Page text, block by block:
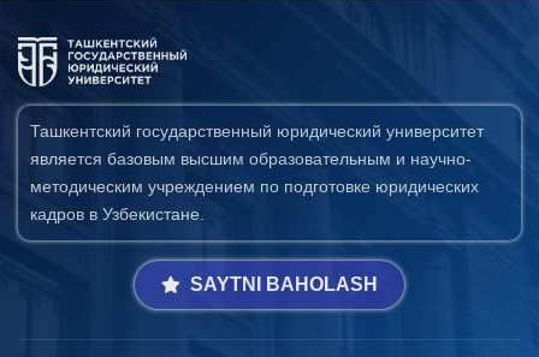
Ташкентский государственный юридический университет
является базовым высшим образовательным и научно-
методическим учреждением по подготовке юридических
кадров в Узбекистане.
SAYTNI BAHOLASH